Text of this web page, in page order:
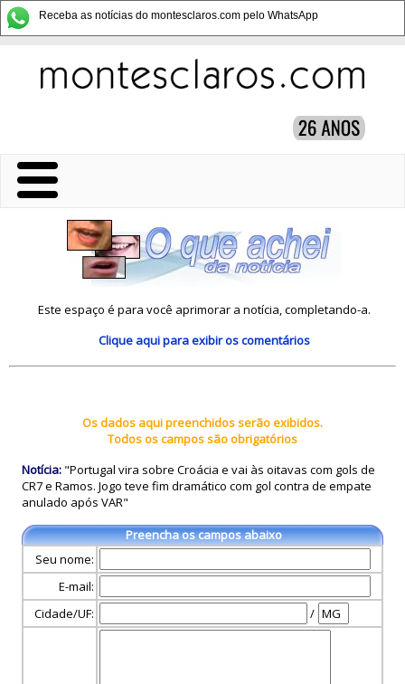
Receba as notícias do montesclaros.com pelo WhatsApp
Este espaço é para você aprimorar a notícia, completando-a.
Clique aquipara exibir os comentários
Os dados aqui preenchidos serão exibidos.
Todos os campos são obrigatórios
Notícia: "Portugal vira sobre Croácia e vai às oitavas com gols de
CR7 e Ramos. Jogo teve fim dramático com gol contra de empate
anulado após VAR"
Preencha os campos abaixo
Seu nome:
E-mail:
Cidade/UF:
/